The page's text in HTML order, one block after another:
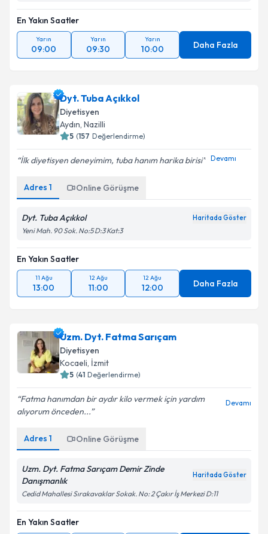
En Yakın Saatler
Yarın
09:00
Yarın
09:30
Yarın
10:00 Daha Fazla
Dyt. Tuba Açıkkol
Diyetisyen
Aydın, Nazilli
5 (157 Değerlendirme)
İlk diyetisyen deneyimim, tuba hanım harika birisi Devamı
Adres 1 Online Görüşme
Dyt. Tuba Açıkkol Haritada Göster
Yeni Mah. 90 Sok. No:5 D:3 Kat:3
En Yakın Saatler
11 Ağu
13:00
12 Ağu
11:00
12 Ağu
12:00 Daha Fazla
Uzm. Dyt. Fatma Sarıçam
Diyetisyen
Kocaeli, İzmit
5 (41 Değerlendirme)
Fatma hanımdan bir aydır kilo vermek için yardım
alıyorum önceden...
Devamı
Adres 1 Online Görüşme
Uzm. Dyt. Fatma Sarıçam Demir Zinde
Danışmanlık
Haritada Göster
Cedid Mahallesi Sırakavaklar Sokak. No: 2 Çakır İş Merkezi D:11
En Yakın Saatler